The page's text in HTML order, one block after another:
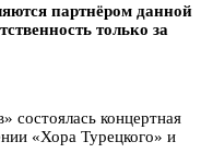
партнёром данной
только за
состоялась концертная
«Хора Турецкого» и